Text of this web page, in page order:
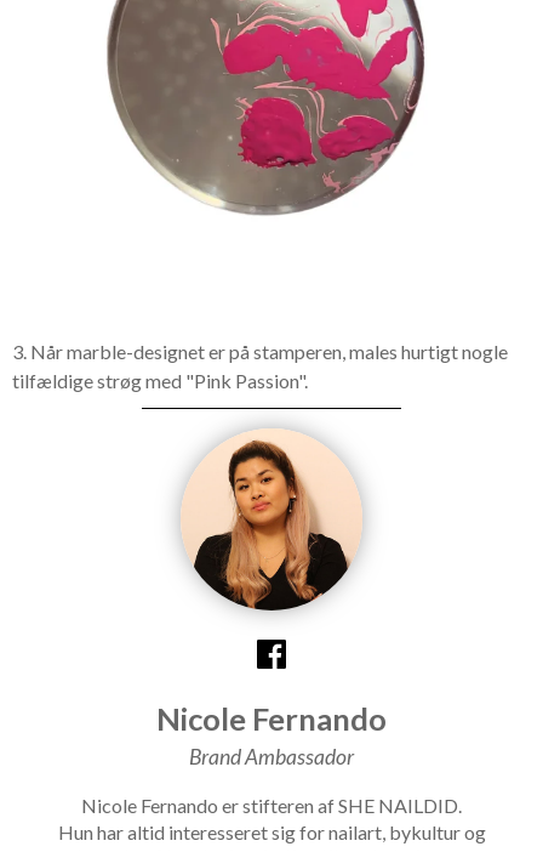
3. Når marble-designet er på stamperen, males hurtigt nogle
tilfældige strøg med "Pink Passion".
Nicole Fernando
Brand Ambassador
Nicole Fernando er stifteren af SHE NAILDID.
Hun har altid interesseret sig for nailart, bykultur og